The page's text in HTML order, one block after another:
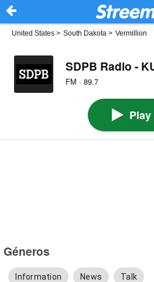
United States > South Dakota > Vermillion
SDPB Radio -
FM · 89.7
Play
Géneros
Information News Talk